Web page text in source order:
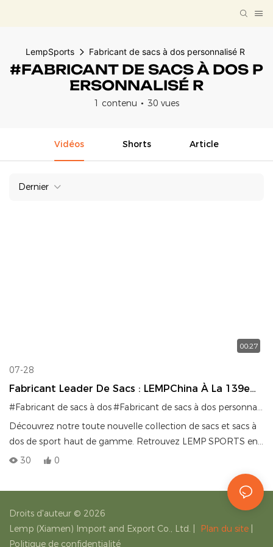
LempSports Fabricant de sacs à dos personnalisé R
#FABRICANT DE SACS À DOS P
ERSONNALISÉ R
1 contenu 30 vues
Vidéos Shorts Article
Dernier
00:27
07-28
Fabricant Leader De Sacs : LEMPChina À La 139e
Foire De Canton
#Fabricant de sacs à dos#Fabricant de sacs à dos personnalisé R
Découvrez notre toute nouvelle collection de sacs et sacs à
dos de sport haut de gamme. Retrouvez LEMP SPORTS en
action à la 139e Foire de Canton, où la qualité et l'innovation
30 0
Droits d'auteur © 2026
Lemp (Xiamen) Import and Export Co., Ltd.
Plan du site
Politique de confidentialité